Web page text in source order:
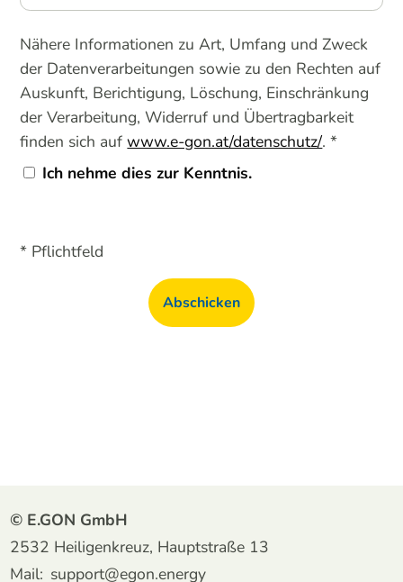
Nähere Informationen zu Art, Umfang und Zweck
der Datenverarbeitungen sowie zu den Rechten auf
Auskunft, Berichtigung, Löschung, Einschränkung
der Verarbeitung, Widerruf und Übertragbarkeit
finden sich aufwww.e-gon.at/datenschutz/. *
Ich nehme dies zur Kenntnis.
* Pflichtfeld
Abschicken
© E.GON GmbH
2532 Heiligenkreuz, Hauptstraße 13
Mail: support@egon.energy